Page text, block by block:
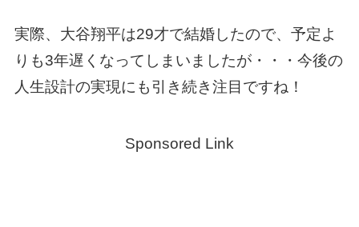
実際、大谷翔平は29才で結婚したので、予定よ
りも3年遅くなってしまいましたが・・・今後の
人生設計の実現にも引き続き注目ですね！
Sponsored Link